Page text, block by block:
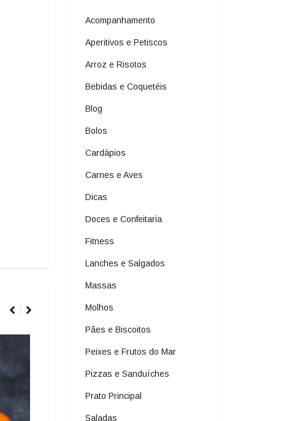
Acompanhamento
Aperitivos e Petiscos
Arroz e Risotos
Bebidas e Coquetéis
Blog
Bolos
Cardápios
Carnes e Aves
Dicas
Doces e Confeitaria
Fitness
Lanches e Salgados
Massas
Molhos
Pães e Biscoitos
Peixes e Frutos do Mar
Pizzas e Sanduíches
Prato Principal
Saladas